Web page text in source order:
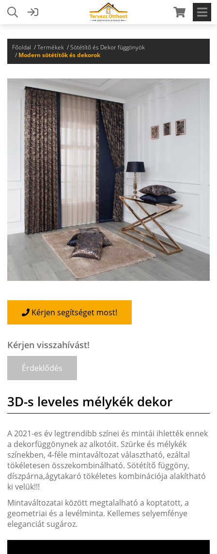
Főoldal Termékek
Sötétítő és Dekor függönyök
Modern sötétítők és dekorok
Kérjen segítséget most!
Kérjen visszahívást!
Érdeklődés
3D-s leveles mélykék dekor
A 2021-es év legtrendibb színei és mintái ihlették ennek
a dekorfüggönynek az alkotóit. Szürke és mélykék
színekben, 4-féle mintaváltozat választható, ezáltal
tökéletesen összekombinálható. Sötétítő függöny,
díszpárna,ágytakaró tökéletes kombinációja alakítható
ki velük!!!
Mintaváltozatai között megtalalható a koptatott, a
geometriai és a levélminta. Kellemes selyemfénye
eleganciát sugároz.